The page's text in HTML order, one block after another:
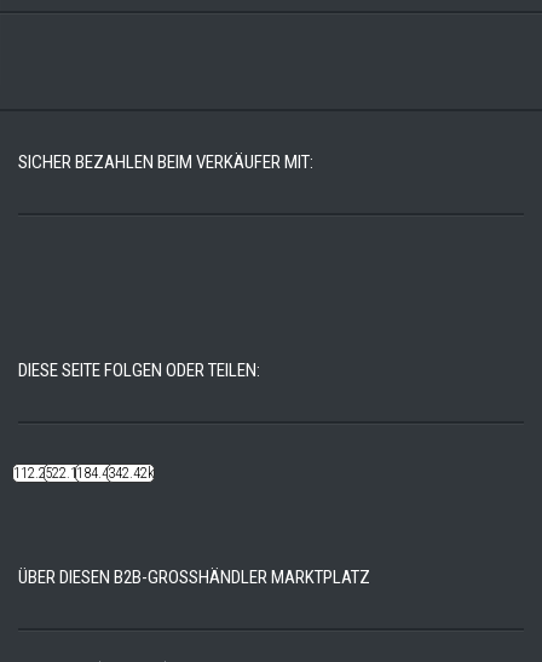
SICHER BEZAHLEN BEIM VERKÄUFER MIT:
DIESE SEITE FOLGEN ODER TEILEN:
112.22k522.14k184.48k342.42k
ÜBER DIESEN B2B-GROSSHÄNDLER MARKTPLATZ